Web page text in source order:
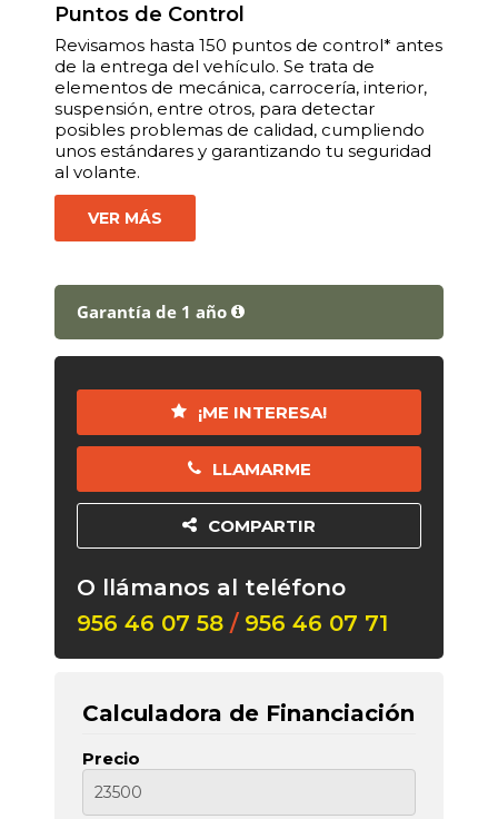
Puntos de Control
Revisamos hasta 150 puntos de control* antes
de la entrega del vehículo. Se trata de
elementos de mecánica, carrocería, interior,
suspensión, entre otros, para detectar
posibles problemas de calidad, cumpliendo
unos estándares y garantizando tu seguridad
al volante.
VER MÁS
Garantía de 1 año
¡ME INTERESA!
LLAMARME
COMPARTIR
O llámanos al teléfono
956 46 07 58 / 956 46 07 71
Calculadora de Financiación
Precio